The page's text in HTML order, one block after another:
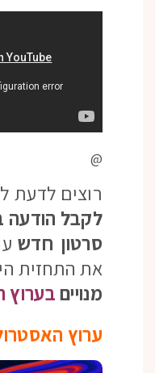
@
רוצים לדעת
לקבל הודעה
סרטון חדש
את התחזית
מנוייםבערוץ
ערוץ